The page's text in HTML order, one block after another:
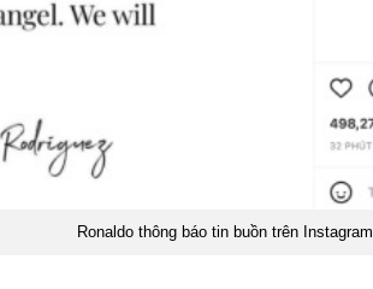
Ronaldo thông báo tin buồn trên Instagram